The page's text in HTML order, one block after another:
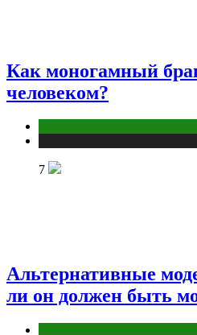
Как моногамный
человеком?
7
Альтернативные
ли он должен быть